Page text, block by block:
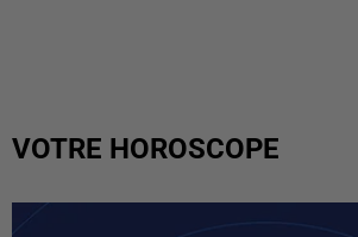
VOTRE HOROSCOPE